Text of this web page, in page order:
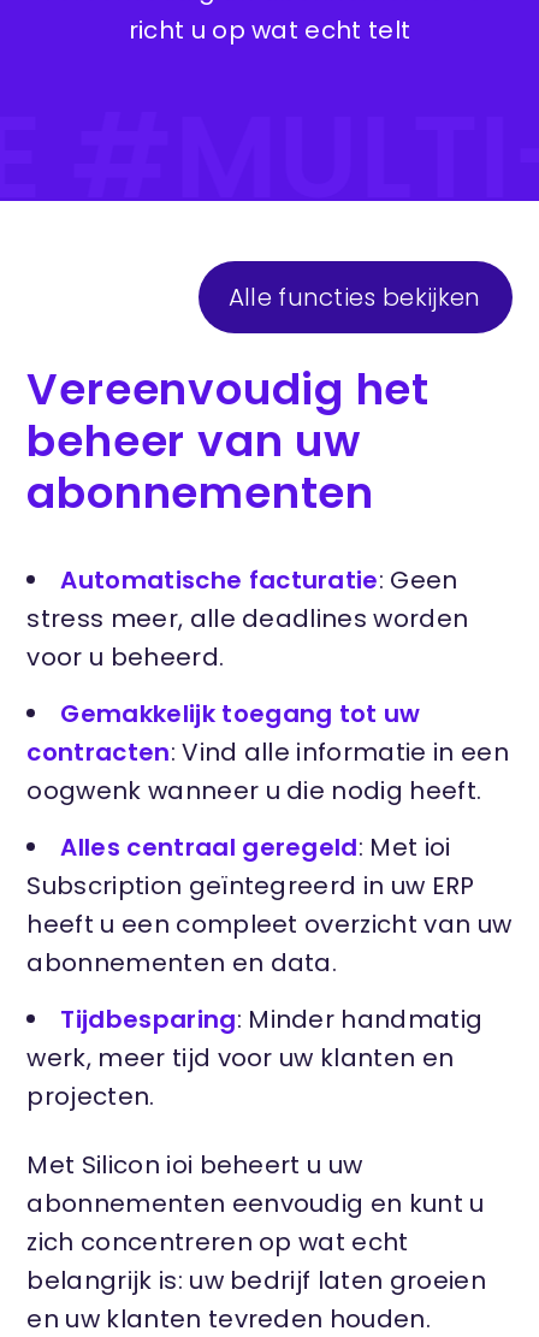
richt u op wat echt telt
Alle functies bekijken
Vereenvoudig het
beheer van uw
abonnementen
Automatische facturatie: Geen
stress meer, alle deadlines worden
voor u beheerd.
Gemakkelijk toegang tot uw
contracten: Vind alle informatie in een
oogwenk wanneer u die nodig heeft.
Alles centraal geregeld: Met ioi
Subscription geïntegreerd in uw ERP
heeft u een compleet overzicht van uw
abonnementen en data.
Tijdbesparing: Minder handmatig
werk, meer tijd voor uw klanten en
projecten.
Met Silicon ioi beheert u uw
abonnementen eenvoudig en kunt u
zich concentreren op wat echt
belangrijk is: uw bedrijf laten groeien
en uw klanten tevreden houden.